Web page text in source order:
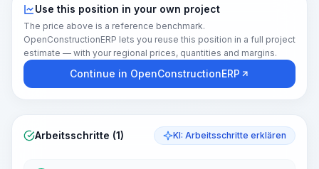
Use this position in your own project
The price above is a reference benchmark.
OpenConstructionERP lets you reuse this position in a full project
estimate — with your regional prices, quantities and margins.
Continue in OpenConstructionERP
Arbeitsschritte (1) KI: Arbeitsschritte erklären